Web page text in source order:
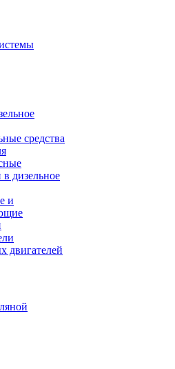
средства
в дизельное
и
двигателей